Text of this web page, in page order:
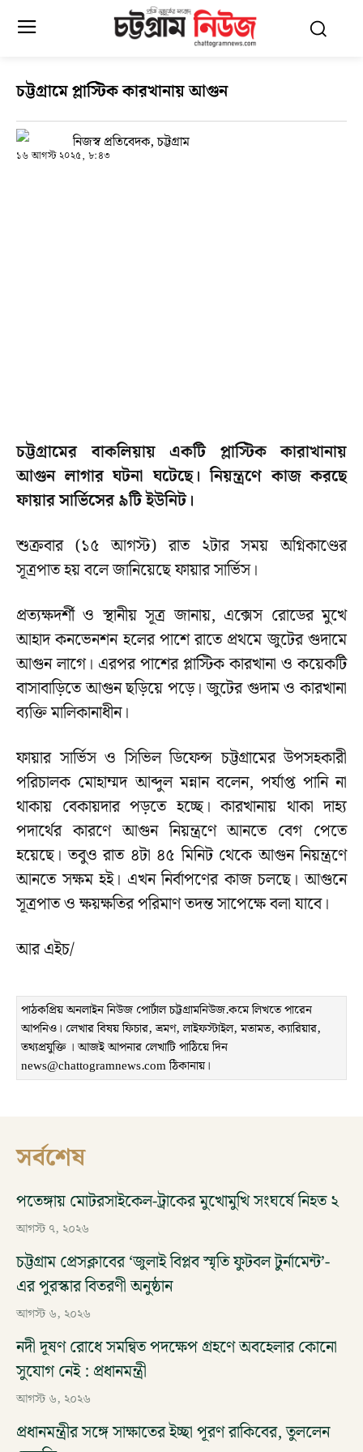
চট্টগ্রামে প্লাস্টিক কারখানায় আগুন
নিজস্ব প্রতিবেদক, চট্টগ্রাম
১৬ আগস্ট ২০২৫, ৮:৪৩
চট্টগ্রামের বাকলিয়ায় একটি প্লাস্টিক কারাখানায়
আগুন লাগার ঘটনা ঘটেছে। নিয়ন্ত্রণে কাজ করছে
ফায়ার সার্ভিসের ৯টি ইউনিট।
শুক্রবার (১৫ আগস্ট) রাত ২টার সময় অগ্নিকাণ্ডের
সূত্রপাত হয় বলে জানিয়েছে ফায়ার সার্ভিস।
প্রত্যক্ষদর্শী ও স্থানীয় সূত্র জানায়, এক্সেস রোডের মুখে
আহাদ কনভেনশন হলের পাশে রাতে প্রথমে জুটের গুদামে
আগুন লাগে। এরপর পাশের প্লাস্টিক কারখানা ও কয়েকটি
বাসাবাড়িতে আগুন ছড়িয়ে পড়ে। জুটের গুদাম ও কারখানা
ব্যক্তি মালিকানাধীন।
ফায়ার সার্ভিস ও সিভিল ডিফেন্স চট্টগ্রামের উপসহকারী
পরিচালক মোহাম্মদ আব্দুল মন্নান বলেন, পর্যাপ্ত পানি না
থাকায় বেকায়দার পড়তে হচ্ছে। কারখানায় থাকা দাহ্য
পদার্থের কারণে আগুন নিয়ন্ত্রণে আনতে বেগ পেতে
হয়েছে। তবুও রাত ৪টা ৪৫ মিনিট থেকে আগুন নিয়ন্ত্রণে
আনতে সক্ষম হই। এখন নির্বাপণের কাজ চলছে। আগুনে
সূত্রপাত ও ক্ষয়ক্ষতির পরিমাণ তদন্ত সাপেক্ষে বলা যাবে।
আর এইচ/
পাঠকপ্রিয় অনলাইন নিউজ পোর্টাল চট্টগ্রামনিউজ.কমে লিখতে পারেন
আপনিও। লেখার বিষয় ফিচার, ভ্রমণ, লাইফস্টাইল, মতামত, ক্যারিয়ার,
তথ্যপ্রযুক্তি । আজই আপনার লেখাটি পাঠিয়ে দিন
news@chattogramnews.com ঠিকানায়।
সর্বশেষ
পতেঙ্গায় মোটরসাইকেল-ট্রাকের মুখোমুখি সংঘর্ষে নিহত ২
আগস্ট ৭, ২০২৬
চট্টগ্রাম প্রেসক্লাবের ‘জুলাই বিপ্লব স্মৃতি ফুটবল টুর্নামেন্ট’-
এর পুরস্কার বিতরণী অনুষ্ঠান
আগস্ট ৬, ২০২৬
নদী দূষণ রোধে সমন্বিত পদক্ষেপ গ্রহণে অবহেলার কোনো
সুযোগ নেই : প্রধানমন্ত্রী
আগস্ট ৬, ২০২৬
প্রধানমন্ত্রীর সঙ্গে সাক্ষাতের ইচ্ছা পূরণ রাকিবের, তুললেন